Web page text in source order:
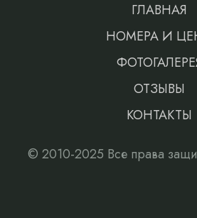
ГЛАВНАЯ
НОМЕРА И
ОТЗЫВЫ
КОНТАКТЫ
© 2010-2025 Все права